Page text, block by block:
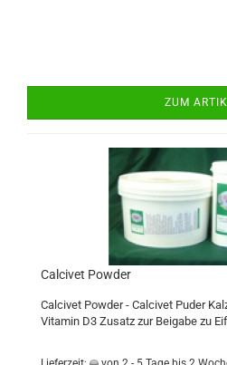
ZUM
Calcivet Powder
Calcivet Powder - Calcivet Puder
Vitamin D3 Zusatz zur Beigabe zu